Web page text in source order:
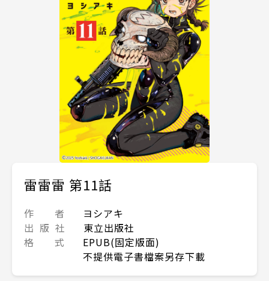
雷雷雷 第11話
作 者
ヨシアキ
出 版 社
東立出版社
格 式
EPUB(固定版面)
不提供電子書檔案另存下載